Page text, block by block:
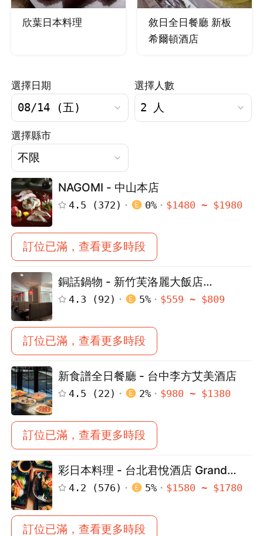
欣葉日本料理
敘日全日餐廳 新板
希爾頓酒店
選擇日期 選擇人數
選擇縣市
NAGOMI - 中山本店
4.5 (372 ) 0% $1480 ~ $1980
訂位已滿，查看更多時段
銅話鍋物 - 新竹芙洛麗大飯店
FLEURLIS
4.3 (92 ) 5% $559 ~ $809
訂位已滿，查看更多時段
新食譜全日餐廳 - 台中李方艾美酒店
4.5 (22 ) 2% $980 ~ $1380
訂位已滿，查看更多時段
彩日本料理 - 台北君悅酒店 Grand
Hyatt Taipei
4.2 (576 ) 5% $1580 ~ $1780
訂位已滿，查看更多時段